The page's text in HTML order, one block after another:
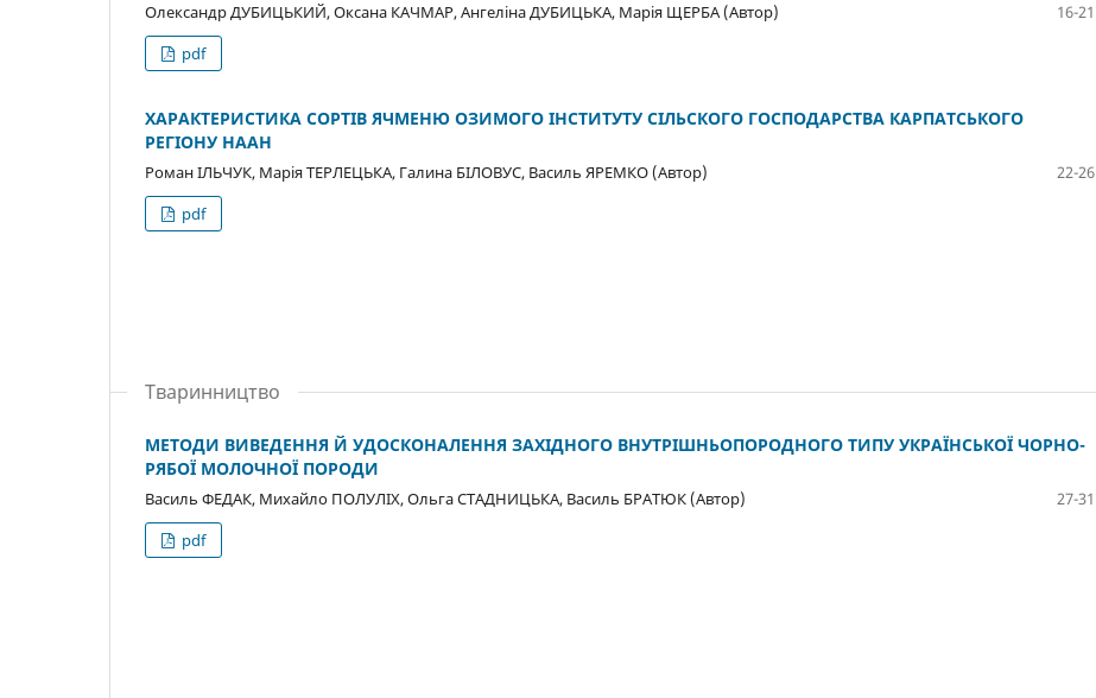
Олександр ДУБИЦЬКИЙ, Оксана КАЧМАР, Ангеліна ДУБИЦЬКА, Марія ЩЕРБА (Автор)
16-21
pdf
ХАРАКТЕРИСТИКА СОРТІВ ЯЧМЕНЮ ОЗИМОГО ІНСТИТУТУ СІЛЬСКОГО ГОСПОДАРСТВА КАРПАТСЬКОГО
РЕГІОНУ НААН
Роман ІЛЬЧУК, Марія ТЕРЛЕЦЬКА, Галина БІЛОВУС, Василь ЯРЕМКО (Автор)
22-26
pdf
Тваринництво
МЕТОДИ ВИВЕДЕННЯ Й УДОСКОНАЛЕННЯ ЗАХІДНОГО ВНУТРІШНЬОПОРОДНОГО ТИПУ УКРАЇНСЬКОЇ ЧОРНО-
РЯБОЇ МОЛОЧНОЇ ПОРОДИ
Василь ФЕДАК, Михайло ПОЛУЛІХ, Ольга СТАДНИЦЬКА, Василь БРАТЮК (Автор)
27-31
pdf